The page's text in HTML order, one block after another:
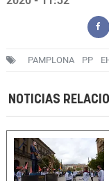
PAMPLONA PP
NOTICIAS